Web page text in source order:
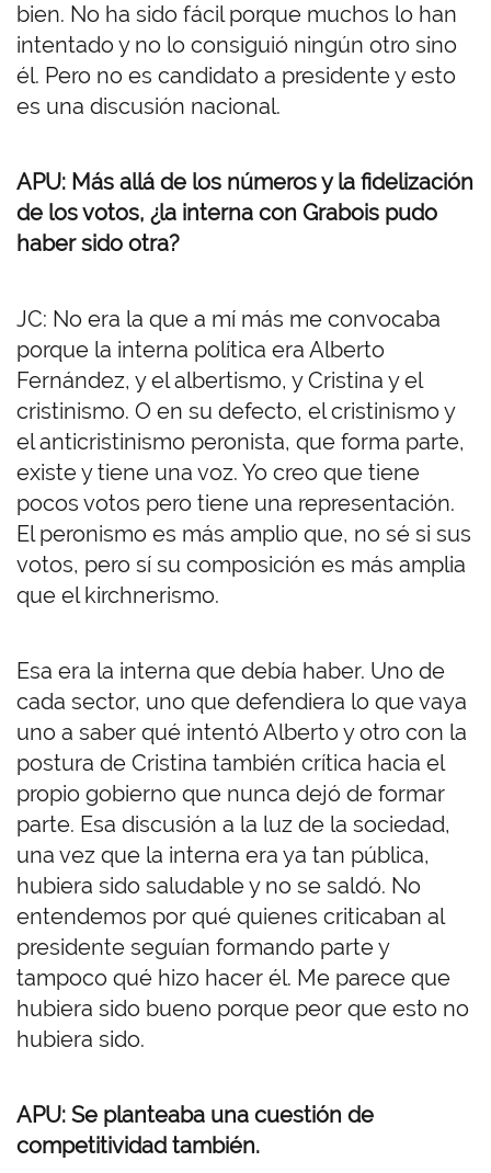
bien. No ha sido fácil porque muchos lo han
intentado y no lo consiguió ningún otro sino
él. Pero no es candidato a presidente y esto
es una discusión nacional.
APU: Más allá de los números y la fidelización
de los votos, ¿la interna con Grabois pudo
haber sido otra?
JC: No era la que a mí más me convocaba
porque la interna política era Alberto
Fernández, y el albertismo, y Cristina y el
cristinismo. O en su defecto, el cristinismo y
el anticristinismo peronista, que forma parte,
existe y tiene una voz. Yo creo que tiene
pocos votos pero tiene una representación.
El peronismo es más amplio que, no sé si sus
votos, pero sí su composición es más amplia
que el kirchnerismo.
Esa era la interna que debía haber. Uno de
cada sector, uno que defendiera lo que vaya
uno a saber qué intentó Alberto y otro con la
postura de Cristina también crítica hacia el
propio gobierno que nunca dejó de formar
parte. Esa discusión a la luz de la sociedad,
una vez que la interna era ya tan pública,
hubiera sido saludable y no se saldó. No
entendemos por qué quienes criticaban al
presidente seguían formando parte y
tampoco qué hizo hacer él. Me parece que
hubiera sido bueno porque peor que esto no
hubiera sido.
APU: Se planteaba una cuestión de
competitividad también.